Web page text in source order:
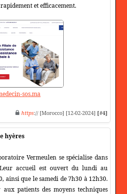
et efficacement.
sos.ma
https:// [Morocco] [12-02-2024] [#4]
hyères
Vermeulen se spécialise dans
Leur accueil est ouvert du lundi au
ainsi que le samedi de 7h30 à 12h30.
patients des moyens techniques